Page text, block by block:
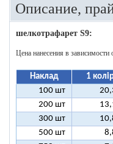
Описание,
шелкотрафарет S9:
Цена нанесения в зависимости
Наклад 1
100 шт
200 шт
300 шт
500 шт